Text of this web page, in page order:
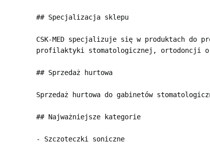
## Specjalizacja sklepu
CSK-MED specjalizuje się w produktach do
profilaktyki stomatologicznej, ortodoncji
## Sprzedaż hurtowa
Sprzedaż hurtowa do gabinetów
## Najważniejsze kategorie
- Szczoteczki soniczne